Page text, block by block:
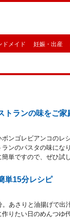
ドメイド 妊娠・出産
トランの味をご家
ンゴレビアンコのレ
ンのパスタの味にな
単ですので、ぜひ試
単15分レシピ
あさりと油揚げで出
りたい日のめんつゆ